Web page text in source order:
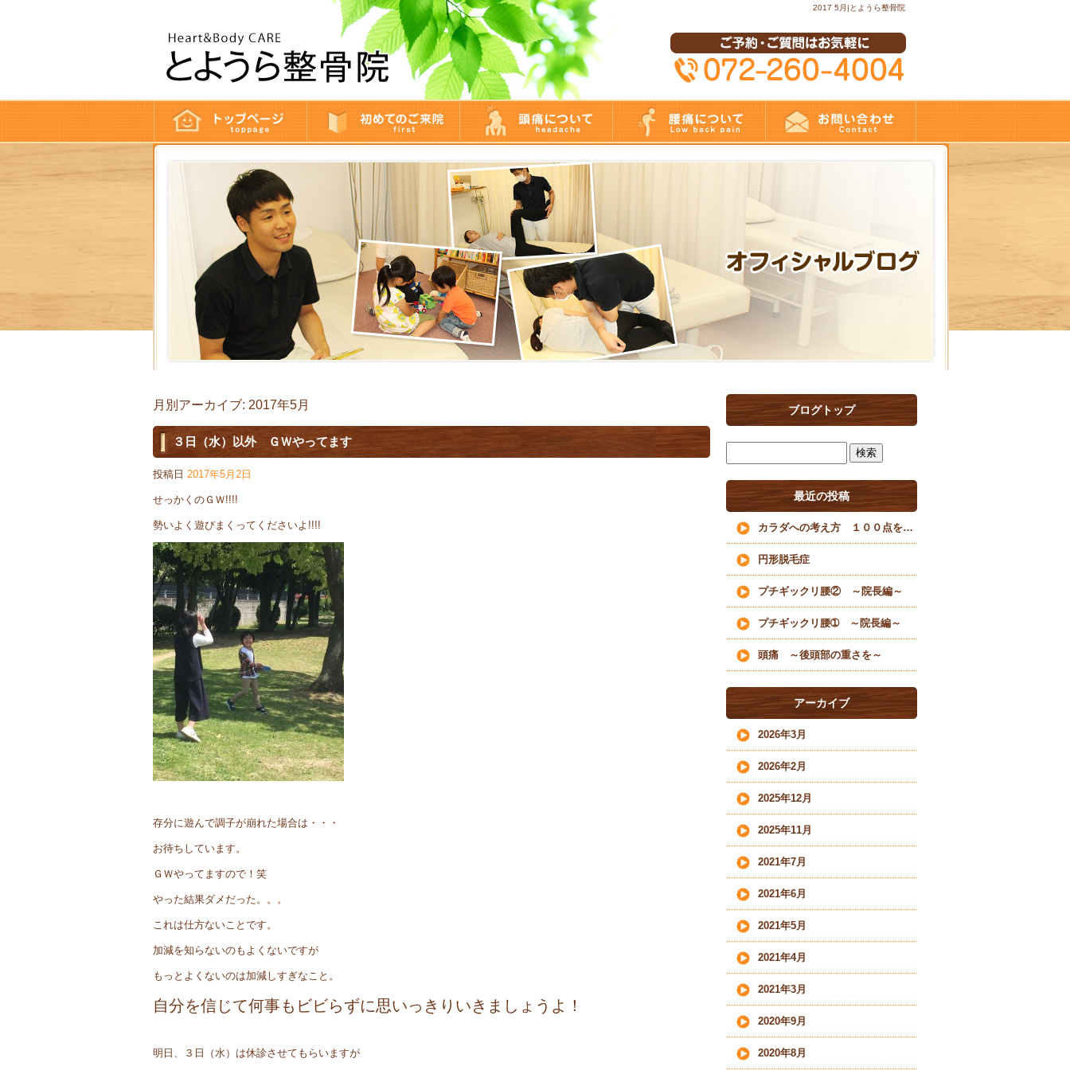
2017 5月|とようら整骨院
月別アーカイブ: 2017年5月
３日（水）以外 ＧＷやってます
投稿日 2017年5月2日
せっかくのＧＷ!!!!
勢いよく遊びまくってくださいよ!!!!
存分に遊んで調子が崩れた場合は・・・
お待ちしています。
ＧＷやってますので！笑
やった結果ダメだった。。。
これは仕方ないことです。
加減を知らないのもよくないですが
もっとよくないのは加減しすぎなこと。
自分を信じて何事もビビらずに思いっきりいきましょうよ！
明日、３日（水）は休診させてもらいますが
ブログトップ
最近の投稿
カラダへの考え方 １００点を目指すな
円形脱毛症
プチギックリ腰② ～院長編～
プチギックリ腰➀ ～院長編～
頭痛 ～後頭部の重さを～
アーカイブ
2026年3月
2026年2月
2025年12月
2025年11月
2021年7月
2021年6月
2021年5月
2021年4月
2021年3月
2020年9月
2020年8月